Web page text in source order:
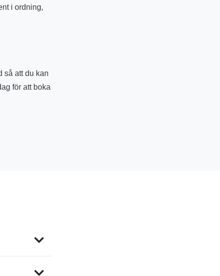
i ordning,
så att du kan
för att boka